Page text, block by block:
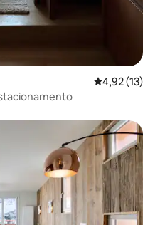
4,92 de uma
4,92 (13)